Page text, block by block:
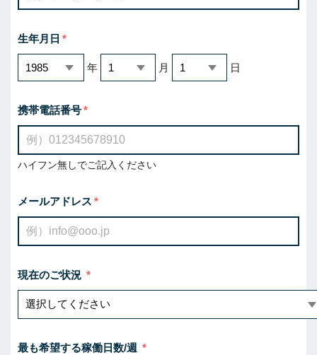
生年月日
年 月 日
携帯電話番号
ハイフン無しでご記入ください
メールアドレス
現在のご状況
最も希望する稼働日数/週